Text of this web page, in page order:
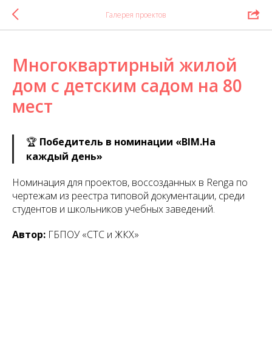
Галерея проектов
Многоквартирный жилой
дом с детским садом на 80
мест
🏆 Победитель в номинации «BIM.На
каждый день»
Номинация для проектов, воссозданных в Renga по
чертежам из реестра типовой документации, среди
студентов и школьников учебных заведений.
Автор: ГБПОУ «СТС и ЖКХ»